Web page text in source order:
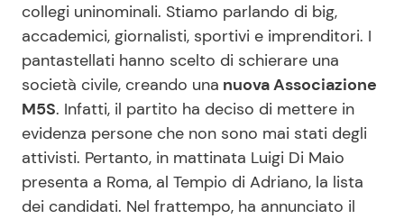
Chi siamo
Disclaimer e Privacy
Redazione
Contattaci
Pubblicità
Privacy Policy
collegi uninominali. Stiamo parlando di big,
accademici, giornalisti, sportivi e imprenditori. I
pantastellati hanno scelto di schierare una
società civile, creando una nuova Associazione
M5S. Infatti, il partito ha deciso di mettere in
evidenza persone che non sono mai stati degli
attivisti. Pertanto, in mattinata Luigi Di Maio
presenta a Roma, al Tempio di Adriano, la lista
dei candidati. Nel frattempo, ha annunciato il